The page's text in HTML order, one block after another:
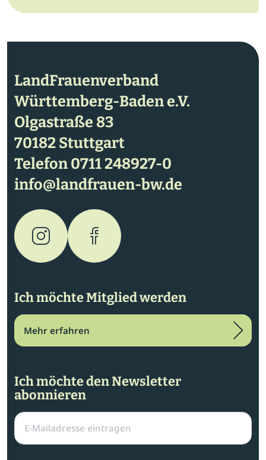
LandFrauenverband
Württemberg-Baden e.V.
Olgastraße 83
70182 Stuttgart
Telefon0711 248927-0
info@landfrauen-bw.de
Ich möchte Mitglied werden
Mehr erfahren
Ich möchte den Newsletter
abonnieren